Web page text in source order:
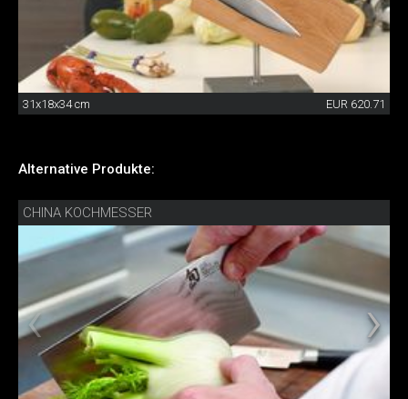
31x18x34 cm EUR 620.71
Alternative Produkte:
CHINA KOCHMESSER